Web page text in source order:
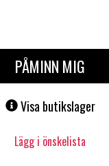
PÅMINN MIG
Visa butikslager
Lägg i önskelista